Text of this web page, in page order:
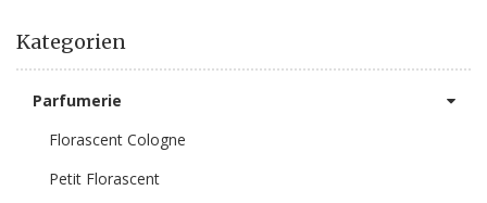
Kategorien
Parfumerie
Florascent Cologne
Petit Florascent